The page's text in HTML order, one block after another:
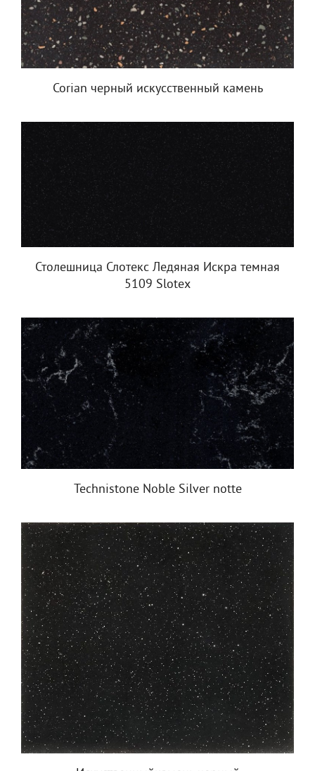
Corian черный искусственный камень
Столешница Слотекс Ледяная Искра темная
5109 Slotex
Technistone Noble Silver notte